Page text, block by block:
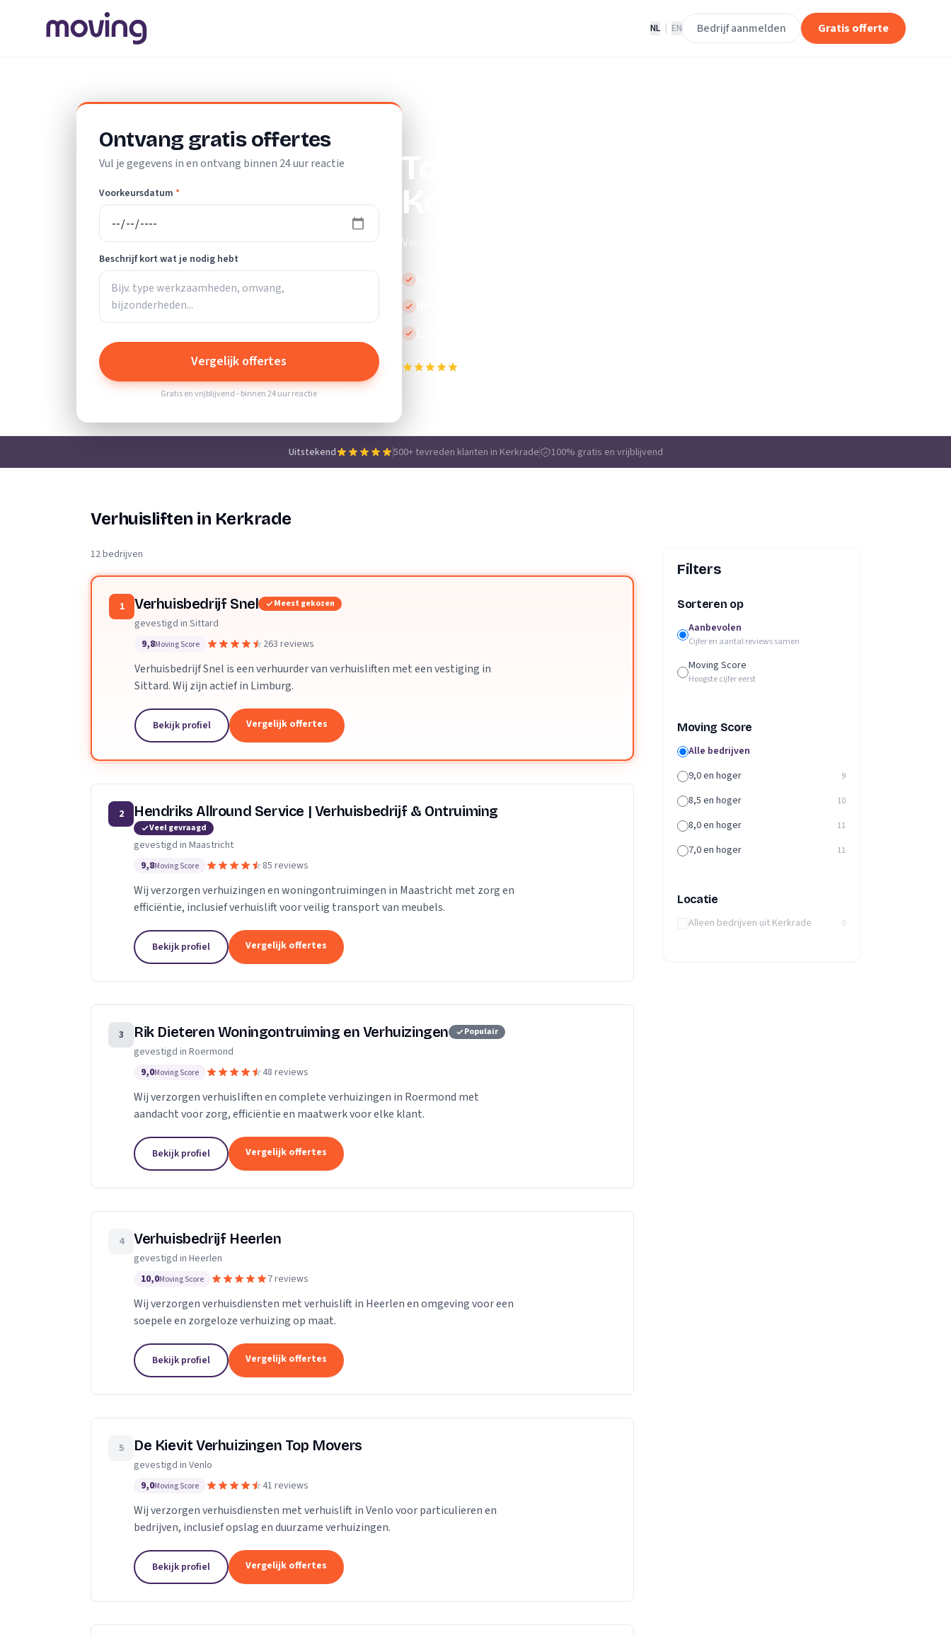
NL EN Bedrijf aanmelden Gratis offerte
Ontvang gratis offertes
Vul je gegevens in en ontvang binnen 24 uur reactie
Voorkeursdatum *
Beschrijf kort wat je nodig hebt
Vergelijk offertes
Gratis en vrijblijvend - binnen 24 uur reactie
Top 10 beste verhuisliften in
Kerkrade
Vergelijk de beste verhuisliften in Kerkrade.
Gratis en vrijblijvend
Binnen 24 uur reactie
Lokale vakmensen
Uitstekend 500+ tevreden klanten in Kerkrade 100% gratis en vrijblijvend
Verhuisliften in Kerkrade
12 bedrijven
1 Verhuisbedrijf Snel Meest gekozen
gevestigd in Sittard
9,8Moving Score 263 reviews
Verhuisbedrijf Snel is een verhuurder van verhuisliften met een vestiging in
Sittard. Wij zijn actief in Limburg.
Bekijk profiel Vergelijk offertes
2 Hendriks Allround Service | Verhuisbedrijf & Ontruiming
Veel gevraagd
gevestigd in Maastricht
9,8Moving Score 85 reviews
Wij verzorgen verhuizingen en woningontruimingen in Maastricht met zorg en
efficiëntie, inclusief verhuislift voor veilig transport van meubels.
Bekijk profiel Vergelijk offertes
3 Rik Dieteren Woningontruiming en Verhuizingen Populair
gevestigd in Roermond
9,0Moving Score 48 reviews
Wij verzorgen verhuisliften en complete verhuizingen in Roermond met
aandacht voor zorg, efficiëntie en maatwerk voor elke klant.
Bekijk profiel Vergelijk offertes
4 Verhuisbedrijf Heerlen
gevestigd in Heerlen
10,0Moving Score 7 reviews
Wij verzorgen verhuisdiensten met verhuislift in Heerlen en omgeving voor een
soepele en zorgeloze verhuizing op maat.
Bekijk profiel Vergelijk offertes
5 De Kievit Verhuizingen Top Movers
gevestigd in Venlo
9,0Moving Score 41 reviews
Wij verzorgen verhuisdiensten met verhuislift in Venlo voor particulieren en
bedrijven, inclusief opslag en duurzame verhuizingen.
Bekijk profiel Vergelijk offertes
Filters
Sorteren op
Aanbevolen
Cijfer en aantal reviews samen
Moving Score
Hoogste cijfer eerst
Moving Score
Alle bedrijven
9,0 en hoger
9
8,5 en hoger 10
8,0 en hoger 11
7,0 en hoger 11
Locatie
Alleen bedrijven uit Kerkrade 0